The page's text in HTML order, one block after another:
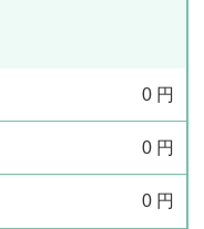
0 円
0 円
0 円